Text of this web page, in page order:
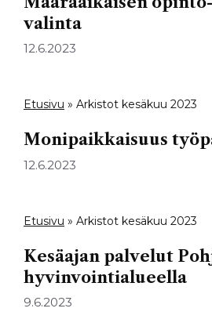
valinta
12.6.2023
Etusivu » Arkistot kesäkuu 2023
Monipaikkaisuus
12.6.2023
Etusivu » Arkistot kesäkuu 2023
Kesäajan palvelut
hyvinvointialueella
9.6.2023